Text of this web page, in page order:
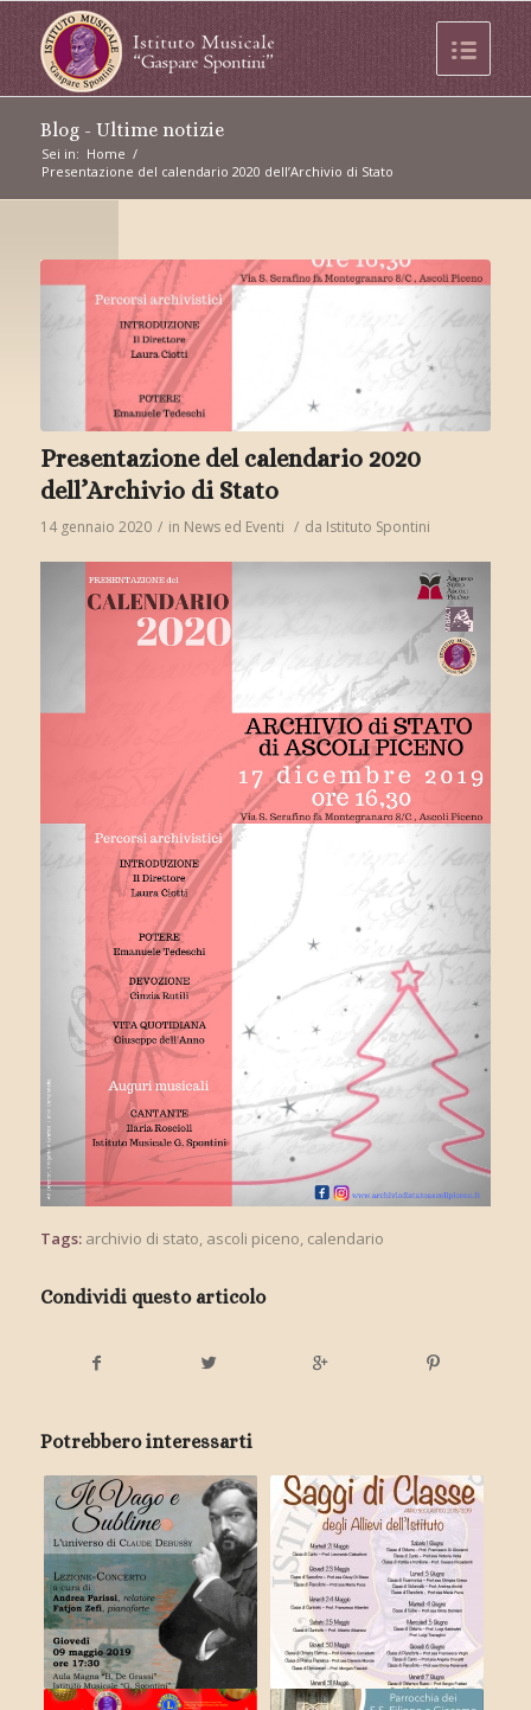
Blog - Ultime notizie
Sei in: Home /
Presentazione del calendario 2020 dell’Archivio di Stato
Presentazione del calendario 2020
dell’Archivio di Stato
14 gennaio 2020 / in News ed Eventi / da Istituto Spontini
Tags: archivio di stato, ascoli piceno, calendario
Condividi questo articolo
Potrebbero interessarti